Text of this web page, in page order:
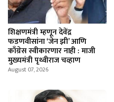
शिक्षणमंत्री म्हणून देवेंद्र
फडणवीसांना ‘जेन झी’ आणि
काँग्रेस स्वीकारणार नाही : माजी
मुख्यमंत्री पृथ्वीराज चव्हाण
August 07, 2026